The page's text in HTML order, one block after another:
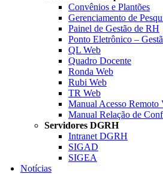
Convênios e Plantões
Gerenciamento de
Painel de Gestão de RH
Ponto Eletrônico –
QL Web
Quadro Docente
Ronda Web
Rubi Web
TR Web
Manual Acesso Remoto
Manual Relação de
Servidores DGRH
Intranet DGRH
SIGAD
SIGEA
Notícias